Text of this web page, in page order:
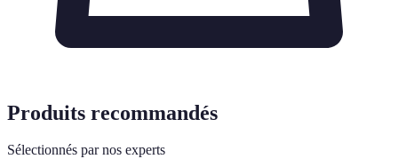
Produits recommandés
Sélectionnés par nos experts